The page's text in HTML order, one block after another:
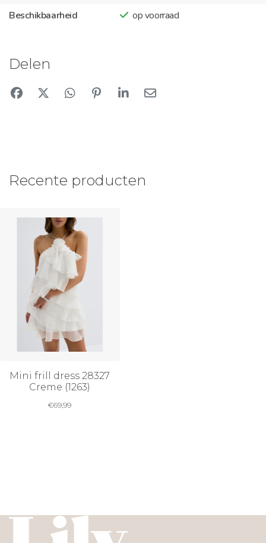
Beschikbaarheid
op voorraad
Delen
Recente producten
Mini frill dress 28327
Creme (1263)
€69,99